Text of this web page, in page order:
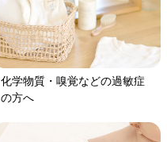
化学物質・嗅覚などの過敏症
の方へ